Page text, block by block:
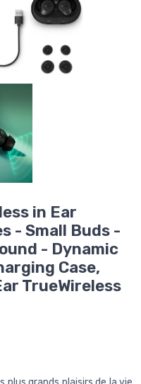
in Ear
- Small Buds -
- Dynamic
Case,
TrueWireless